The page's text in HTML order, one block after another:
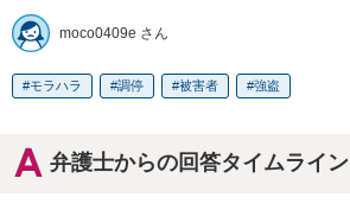
moco0409e さん
モラハラ 調停 被害者 強盗
弁護士からの回答タイムライン